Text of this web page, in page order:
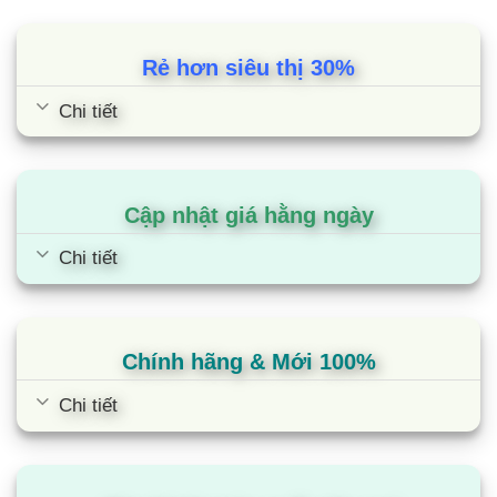
Tại Việt Nam, dòng sản phẩm tủ lạnh Samsung cũng đang
phẩm thường được sản xuất tại Thái Lan, Trung Quốc, Việt
Nam theo tiêu chuẩn Hàn Quốc, đảm bảo chất lượng cao. Vì
vậy, người dùng hoàn toàn yên tâm khi sử dụng.
2.3. Chính sách bảo hành
Thời hạn bảo hành của tủ lạnh Samsung được quy định như
sau:
không quá 27 tháng kể từ ngày sản xuất cho toàn bộ
Đối với máy nén của tủ lạnh Samsung thường bảo hành
Rẻ hơn siêu thị 30%
Chi tiết
Cập nhật giá hằng ngày
Chi tiết
Chính hãng & Mới 100%
Chi tiết